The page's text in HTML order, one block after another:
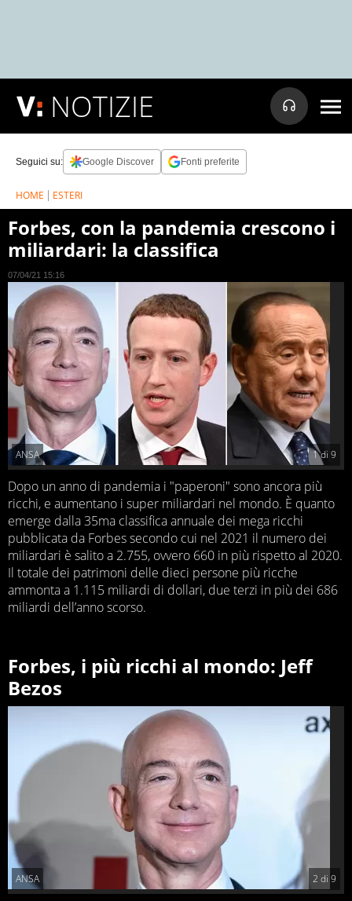
NOTIZIE
Seguici su: Google Discover Fonti preferite
HOME ESTERI
Forbes, con la pandemia crescono i
miliardari: la classifica
07/04/21 15:16
1di 9
ANSA
Dopo un anno di pandemia i "paperoni" sono ancora più
ricchi, e aumentano i super miliardari nel mondo. È quanto
emerge dalla 35ma classifica annuale dei mega ricchi
pubblicata da Forbes secondo cui nel 2021 il numero dei
miliardari è salito a 2.755, ovvero 660 in più rispetto al 2020.
Il totale dei patrimoni delle dieci persone più ricche
ammonta a 1.115 miliardi di dollari, due terzi in più dei 686
miliardi dell’anno scorso.
Forbes, i più ricchi al mondo: Jeff
Bezos
2 di 9
ANSA